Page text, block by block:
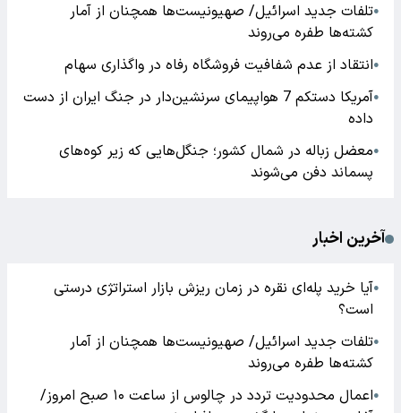
●تلفات جدید اسرائیل/ صهیونیست‌ها همچنان از آمار
کشته‌ها طفره می‌روند
●انتقاد از عدم شفافیت فروشگاه رفاه در واگذاری سهام
●
آمریکا دستکم 7 هواپیمای سرنشین‌دار در جنگ ایران از دست
داده
●معضل زباله در شمال کشور؛ جنگل‌هایی که زیر کوه‌های
پسماند دفن می‌شوند
آخرین اخبار
●آیا خرید پله‌ای نقره در زمان ریزش بازار استراتژی درستی
است؟
●تلفات جدید اسرائیل/ صهیونیست‌ها همچنان از آمار
کشته‌ها طفره می‌روند
●
اعمال محدودیت تردد در چالوس از ساعت ۱۰ صبح امروز/